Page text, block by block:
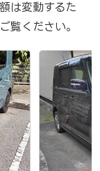
は変動するた
覧ください。